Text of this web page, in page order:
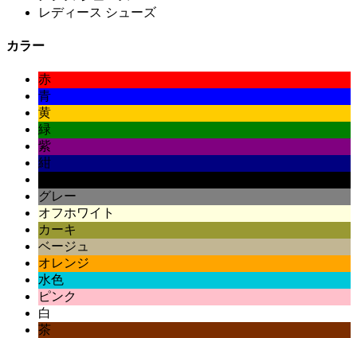
レディース シューズ
カラー
赤
青
黄
緑
紫
紺
グレー
オフホワイト
カーキ
ベージュ
オレンジ
水色
ピンク
白
茶